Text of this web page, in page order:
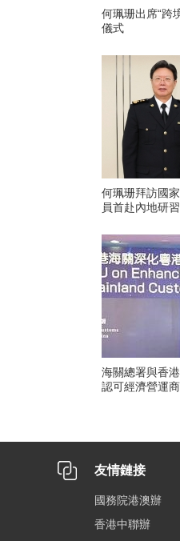
何珮珊出席“跨
儀式
何珮珊拜訪國家海關
員首赴內地研習
海關總署與香
認可經濟營運
友情鏈接
國務院港澳辦
香港中聯辦